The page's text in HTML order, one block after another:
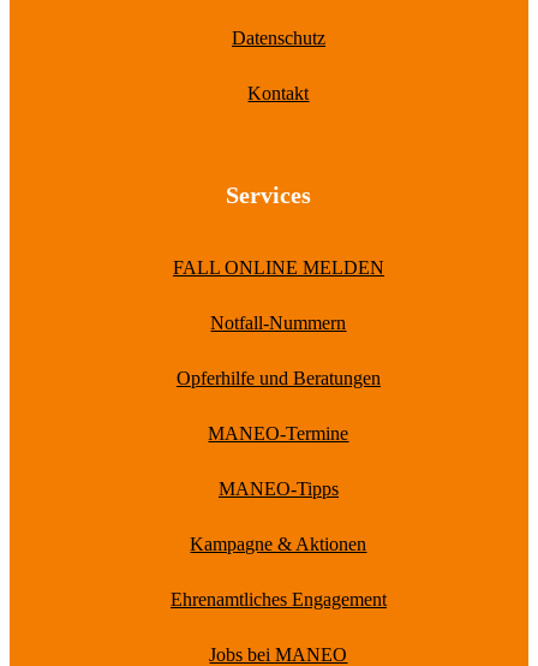
Datenschutz
Kontakt
Services
FALL ONLINE MELDEN
Notfall-Nummern
Opferhilfe und Beratungen
MANEO-Termine
MANEO-Tipps
Kampagne & Aktionen
Ehrenamtliches Engagement
Jobs bei MANEO